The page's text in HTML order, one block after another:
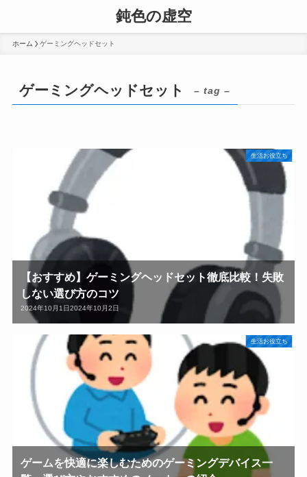
鈍色の虚空
ホーム ゲーミングヘッドセット
ゲーミングヘッドセット – tag –
生活お役立ち
【おすすめ】ゲーミングヘッドセット徹底比較！失敗
しない選び方のコツ
2024年10月1日2024年10月2日
生活お役立ち
ゲームを快適に楽しむためのゲーミングデバイス一